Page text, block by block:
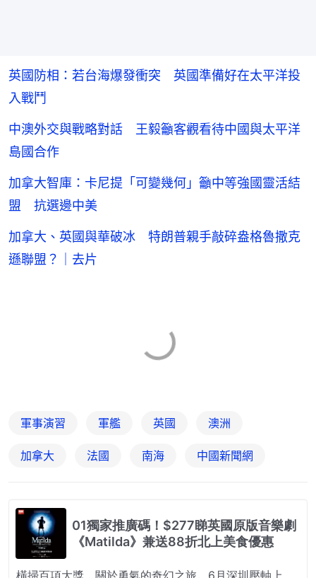
英國防相：若台海爆發衝突 英國準備好在太平洋投
入戰鬥
中澳外交與戰略對話 王毅籲客觀看待中國與太平洋
島國合作
加拿大智庫：卡尼提「可變幾何」籲中等強國靈活結
盟 抗選邊中美
加拿大、英國與華破冰 特朗普親手敲碎盎格魯撒克
遜聯盟？｜去片
軍事演習 軍艦 英國 澳洲
加拿大 法國 南海 中國新聞網